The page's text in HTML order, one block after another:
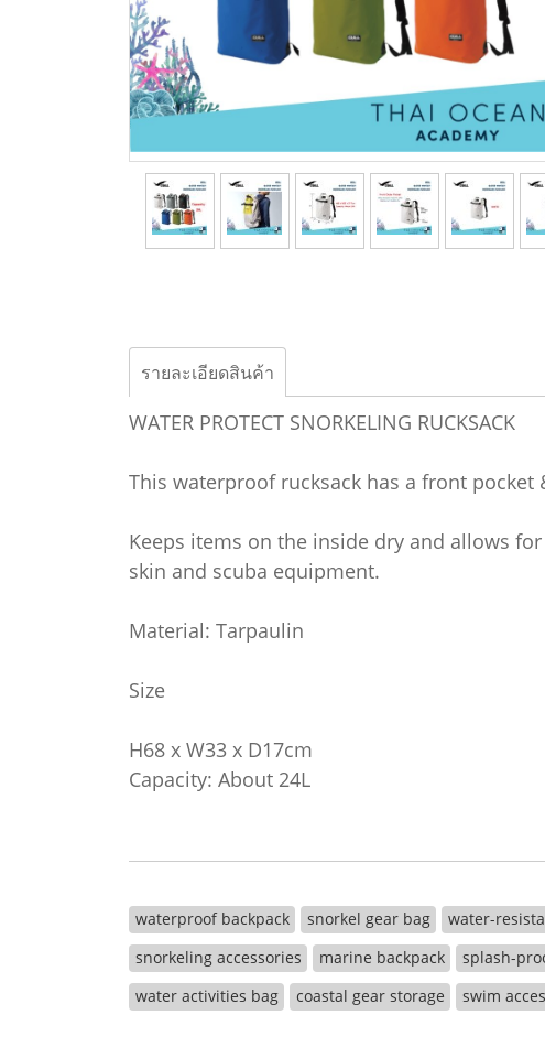
รายละเอียดสินค้า
WATER PROTECT SNORKELING RUCKSACK
This waterproof rucksack has a front
Keeps items on the inside dry and allows
skin and scuba equipment.
Material: Tarpaulin
Size
H68 x W33 x D17cm
Capacity: About 24L
waterproof backpack snorkel gear bag water-
snorkeling accessories
marine backpack splash-
water activities bag
coastal gear storage swim